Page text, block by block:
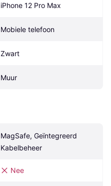
iPhone 12 Pro Max
Mobiele telefoon
Zwart
Muur
MagSafe, Geïntegreerd
Kabelbeheer
Nee